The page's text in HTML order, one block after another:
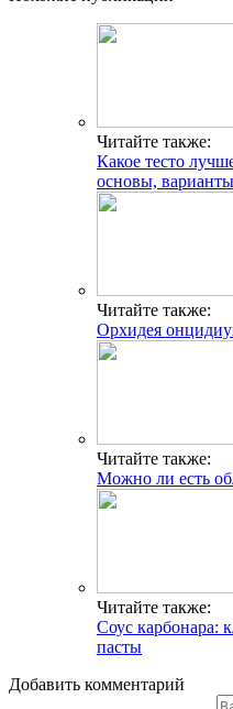
Читайте также:
Какое тесто
основы,
Читайте также:
Орхидея
Читайте также:
Можно ли есть
Читайте также:
Соус карбонара:
пасты
Добавить комментарий